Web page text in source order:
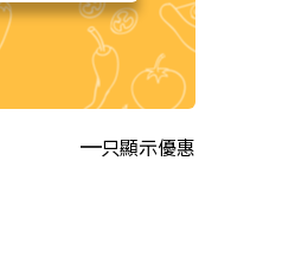
只顯示優惠